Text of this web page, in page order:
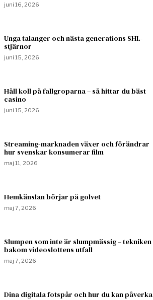
juni 16, 2026
Unga talanger och nästa generations SHL-
stjärnor
juni 15, 2026
Håll koll på fallgroparna – så hittar du bäst
casino
juni 15, 2026
Streaming-marknaden växer och förändrar
hur svenskar konsumerar film
maj 11, 2026
Hemkänslan börjar på golvet
maj 7, 2026
Slumpen som inte är slumpmässig – tekniken
bakom videoslottens utfall
maj 7, 2026
Dina digitala fotspår och hur du kan påverka